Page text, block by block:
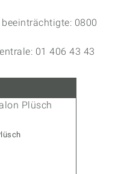
0800
01 406 43 43